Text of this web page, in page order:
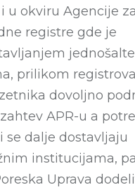
u okviru Agencije za
registre gde je
prilikom
dovoljno
APR-u a
se dalje dostavljaju
institucijama,
Uprava